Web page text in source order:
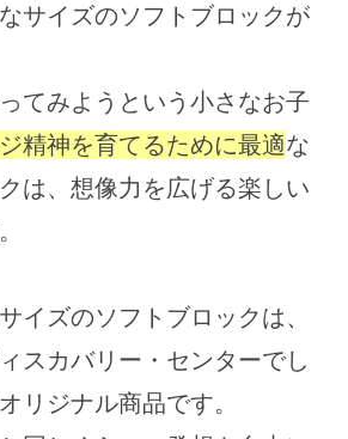
サイズのソフトブロックが
てみようという小さなお子
精神を育てるために最適な
は、想像力を広げる楽しい
イズのソフトブロックは、
スカバリー・センターでし
リジナル商品です。